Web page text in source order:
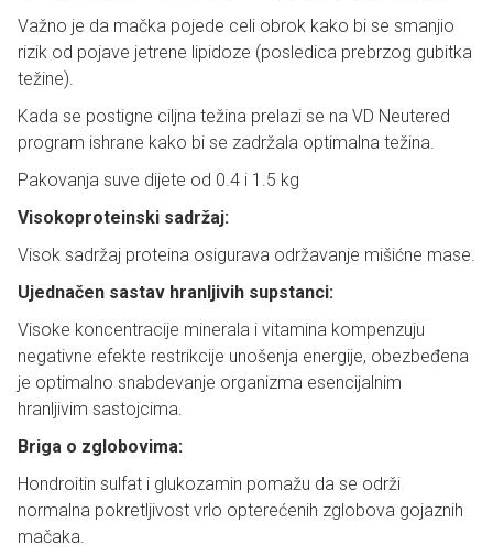
Važno je da mačka pojede celi obrok kako bi se smanjio
rizik od pojave jetrene lipidoze (posledica prebrzog gubitka
težine).
Kada se postigne ciljna težina prelazi se na VD Neutered
program ishrane kako bi se zadržala optimalna težina.
Pakovanja suve dijete od 0.4 i 1.5 kg
Visokoproteinski sadržaj:
Visok sadržaj proteina osigurava održavanje mišićne mase.
Ujednačen sastav hranljivih supstanci:
Visoke koncentracije minerala i vitamina kompenzuju
negativne efekte restrikcije unošenja energije, obezbeđena
je optimalno snabdevanje organizma esencijalnim
hranljivim sastojcima.
Briga o zglobovima:
Hondroitin sulfat i glukozamin pomažu da se održi
normalna pokretljivost vrlo opterećenih zglobova gojaznih
mačaka.